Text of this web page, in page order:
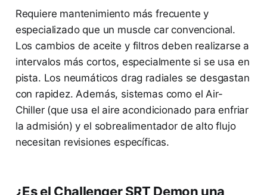
Requiere mantenimiento más frecuente y
especializado que un muscle car convencional.
Los cambios de aceite y filtros deben realizarse a
intervalos más cortos, especialmente si se usa en
pista. Los neumáticos drag radiales se desgastan
con rapidez. Además, sistemas como el Air-
Chiller (que usa el aire acondicionado para enfriar
la admisión) y el sobrealimentador de alto flujo
necesitan revisiones específicas.
¿Es el Challenger SRT Demon una